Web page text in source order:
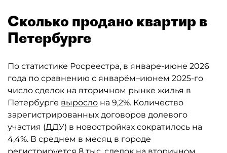
Сколько продано квартир в
Петербурге
По статистике Росреестра, в январе-июне 2026
года по сравнению с январём–июнем 2025-го
число сделок на вторичном рынке жилья в
Петербурге выросло на 9,2%. Количество
зарегистрированных договоров долевого
участия (ДДУ) в новостройках сократилось на
4,4%. В среднем в месяц в городе